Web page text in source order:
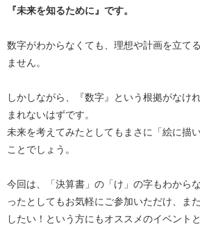
『未来を知るために』です。
数字がわからなくても、理想や計画を立て
ません。
しかしながら、『数字』という根拠がなけ
まれないはずです。
未来を考えてみたとしてもまさに「絵に描
ことでしょう。
今回は、「決算書」の「け」の字もわから
ったとしてもお気軽にご参加いただけ、ま
したい！という方にもオススメのイベント